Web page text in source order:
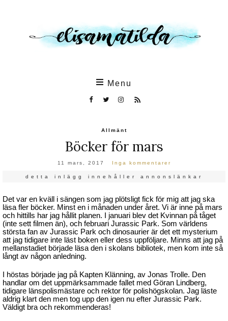
Menu
Allmänt
Böcker för mars
11 mars, 2017 Inga kommentarer
detta inlägg innehåller annonslänkar
Det var en kväll i sängen som jag plötsligt fick för mig att jag ska
läsa fler böcker. Minst en i månaden under året. Vi är inne på mars
och hittills har jag hållit planen. I januari blev det Kvinnan på tåget
(inte sett filmen än), och februari Jurassic Park. Som världens
största fan av Jurassic Park och dinosaurier är det ett mysterium
att jag tidigare inte läst boken eller dess uppföljare. Minns att jag på
mellanstadiet började läsa den i skolans bibliotek, men kom inte så
långt av någon anledning.
I höstas började jag på Kapten Klänning, av Jonas Trolle. Den
handlar om det uppmärksammade fallet med Göran Lindberg,
tidigare länspolismästare och rektor för polishögskolan. Jag läste
aldrig klart den men tog upp den igen nu efter Jurassic Park.
Väldigt bra och rekommenderas!